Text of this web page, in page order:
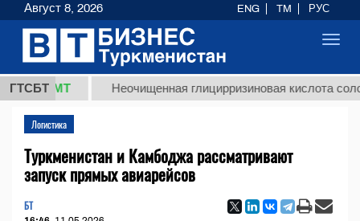
ГТСБТ
ТМТ Неочищенная глицирризиновая кислота
Логистика
Туркменистан и Камбоджа рассматривают
запуск прямых авиарейсов
БТ
Август 8, 2026 ENG TM РУС